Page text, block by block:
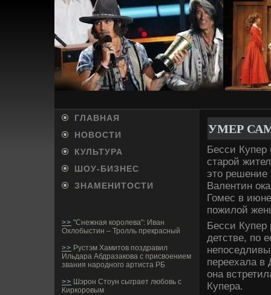
ГЛАВНАЯ
НОВОСТИ
КУЛЬТУРА
ШОУ-БИ­ЗНЕС
ЗНАМЕНИТОСТИ
>> "Снежная королева": Иван
Охлобыстин – Тролль прекрасный
>> Рустэм Хамитов поздравил
Ильдара Абдразакова с присвоением
звания народного артиста РБ
>> Шэрон Стоун сыграет любовь с
Киркоровым
УМЕР
Бесси Купер
старой
это решение
Валентин
Гомес в
пожилой
Бесси Купер
де­тстве­, по
переехала
она
Купера.